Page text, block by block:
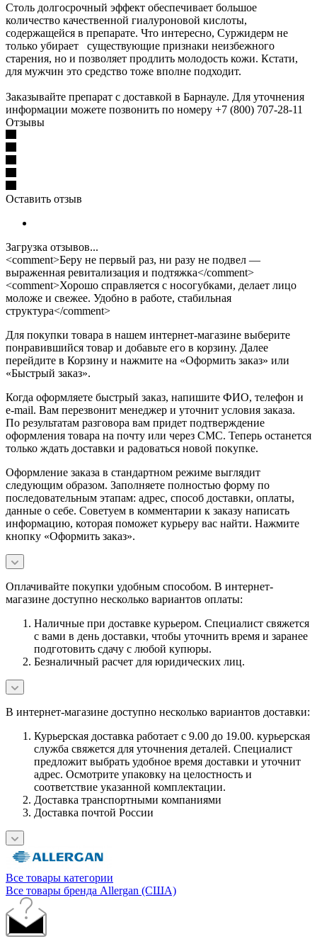
Столь долгосрочный эффект обеспечивает большое
количество качественной гиалуроновой кислоты,
содержащейся в препарате. Что интересно, Суржидерм не
только убирает существующие признаки неизбежного
старения, но и позволяет продлить молодость кожи. Кстати,
для мужчин это средство тоже вполне подходит.
Заказывайте препарат с доставкой в Барнауле. Для уточнения
информации можете позвонить по номеру +7 (800) 707-28-11
Отзывы
Оставить отзыв
Загрузка отзывов...
<comment>Беру не первый раз, ни разу не подвел —
выраженная ревитализация и подтяжка</comment>
<comment>Хорошо справляется с носогубками, делает лицо
моложе и свежее. Удобно в работе, стабильная
структура</comment>
Для покупки товара в нашем интернет-магазине выберите
понравившийся товар и добавьте его в корзину. Далее
перейдите в Корзину и нажмите на «Оформить заказ» или
«Быстрый заказ».
Когда оформляете быстрый заказ, напишите ФИО, телефон и
e-mail. Вам перезвонит менеджер и уточнит условия заказа.
По результатам разговора вам придет подтверждение
оформления товара на почту или через СМС. Теперь останется
только ждать доставки и радоваться новой покупке.
Оформление заказа в стандартном режиме выглядит
следующим образом. Заполняете полностью форму по
последовательным этапам: адрес, способ доставки, оплаты,
данные о себе. Советуем в комментарии к заказу написать
информацию, которая поможет курьеру вас найти. Нажмите
кнопку «Оформить заказ».
Оплачивайте покупки удобным способом. В интернет-
магазине доступно несколько вариантов оплаты:
Наличные при доставке курьером. Специалист свяжется
с вами в день доставки, чтобы уточнить время и заранее
подготовить сдачу с любой купюры.
Безналичный расчет для юридических лиц.
В интернет-магазине доступно несколько вариантов доставки:
Курьерская доставка работает с 9.00 до 19.00. курьерская
служба свяжется для уточнения деталей. Специалист
предложит выбрать удобное время доставки и уточнит
адрес. Осмотрите упаковку на целостность и
соответствие указанной комплектации.
Доставка транспортными компаниями
Доставка почтой России
Все товары категории
Все товары бренда Allergan (США)